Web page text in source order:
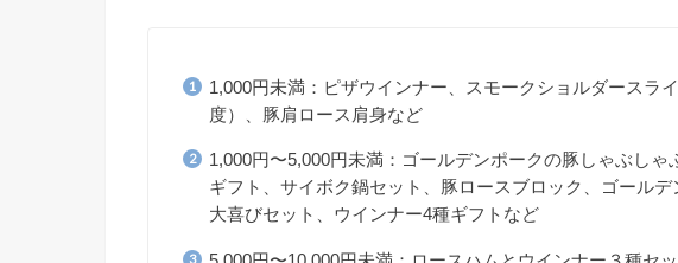
1,000円未満：ピザウインナー、スモークショルダースラ
度）、豚肩ロース肩身など
1,000円〜5,000円未満：ゴールデンポークの豚しゃぶし
ギフト、サイボク鍋セット、豚ロースブロック、ゴール
大喜びセット、ウインナー4種ギフトなど